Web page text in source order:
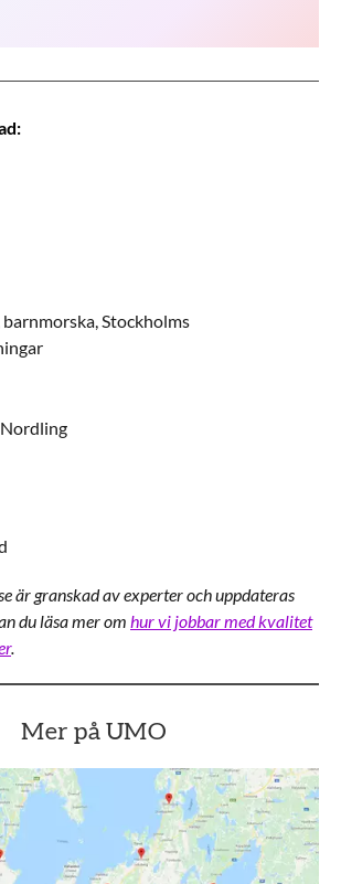
:
barnmorska,Stockholms
är granskad av experter och uppdateras
du läsa mer om hur vi jobbar med kvalitet
.
Mer på UMO